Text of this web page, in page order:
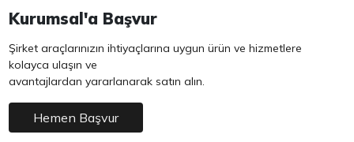
Kurumsal'a Başvur
Şirket araçlarınızın ihtiyaçlarına uygun ürün ve hizmetlere
kolayca ulaşın ve
avantajlardan yararlanarak satın alın.
Hemen Başvur